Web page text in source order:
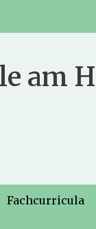
am
Fachcurricula